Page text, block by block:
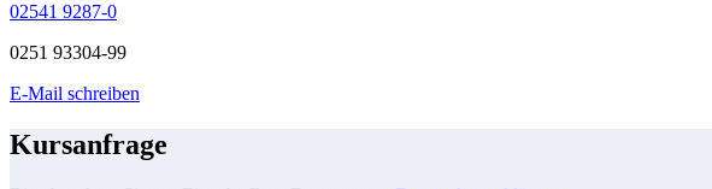
02541 9287-0
0251 93304-99
E-Mail schreiben
Kursanfrage